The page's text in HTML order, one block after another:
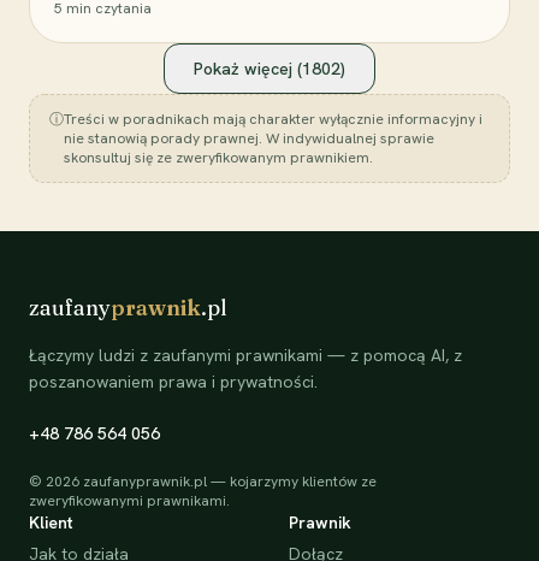
5 min czytania
Pokaż więcej (1802)
ⓘTreści w poradnikach mają charakter wyłącznie informacyjny i
nie stanowią porady prawnej. W indywidualnej sprawie
skonsultuj się ze zweryfikowanym prawnikiem.
zaufanyprawnik.pl
Łączymy ludzi z zaufanymi prawnikami — z pomocą AI, z
poszanowaniem prawa i prywatności.
+48 786 564 056
© 2026 zaufanyprawnik.pl — kojarzymy klientów ze
zweryfikowanymi prawnikami.
Klient
Jak to działa
Prawnik
Dołącz